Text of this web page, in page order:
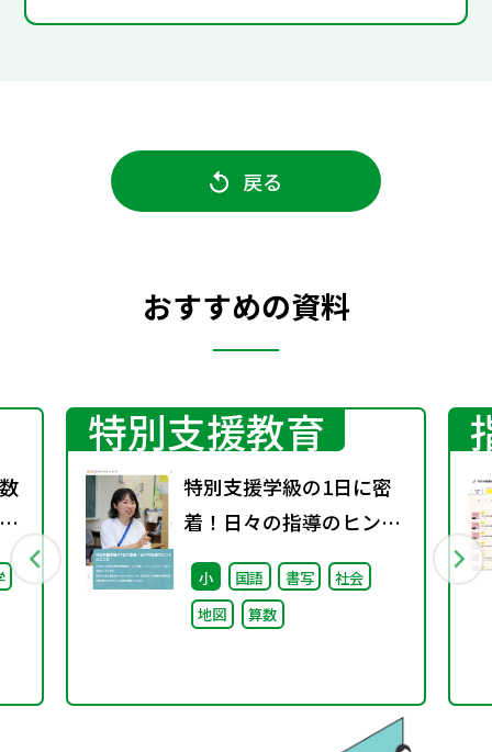
戻る
おすすめの資料
特別支援教育
特別支援学級の1日に密
着！日々の指導のヒント
がここに
小 国語 書写
社会
地図
算数